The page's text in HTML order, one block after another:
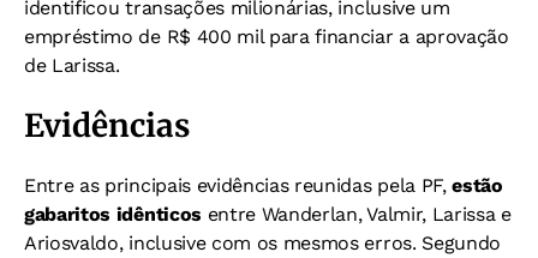
identificou transações milionárias, inclusive um
empréstimo de R$ 400 mil para financiar a aprovação
de Larissa.
Evidências
Entre as principais evidências reunidas pela PF,estão
gabaritos idênticos entre Wanderlan, Valmir, Larissa e
Ariosvaldo, inclusive com os mesmos erros. Segundo